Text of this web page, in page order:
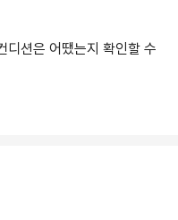
디션은 어땠는지 확인할 수